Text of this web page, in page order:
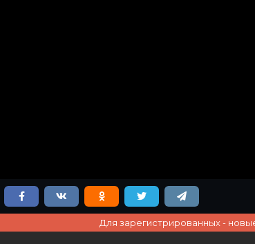
Для зарегистрированных -